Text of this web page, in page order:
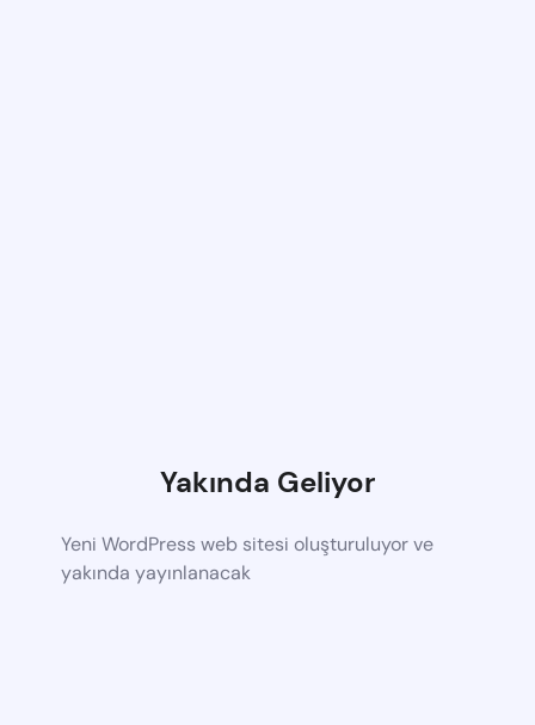
Yakında Geliyor
Yeni WordPress web sitesi oluşturuluyor ve
yakında yayınlanacak